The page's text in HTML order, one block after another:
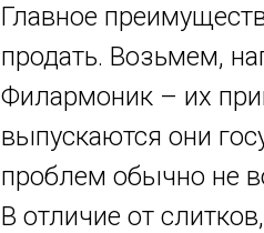
Главное
продать. Возьмем,
Филармоник – их
выпускаются они
проблем обычно не
В отличие от